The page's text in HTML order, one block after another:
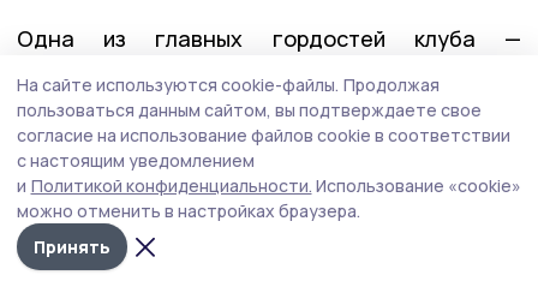
Одна из главных гордостей клуба —
училища, академии, а также вузы МВД страны.
Успех любого клуба — это всегда команда. В
«Пересвете» её собирают по крупицам, и
каждый человек здесь на своём месте.
На сайте используются cookie-файлы. Продолжая
пользоваться данным сайтом, вы подтверждаете свое
согласие на использование файлов cookie в соответствии
с настоящим уведомлением
и Политикой конфиденциальности. Использование «cookie»
можно отменить в настройках браузера.
Принять